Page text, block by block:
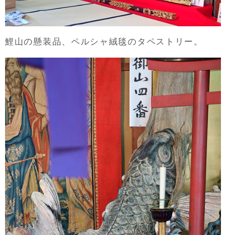
鯉山の懸装品、ペルシャ絨毯のタペストリー。